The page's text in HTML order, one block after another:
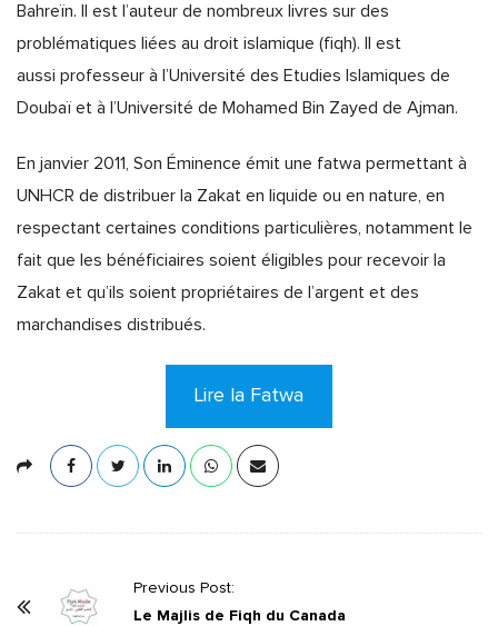
Bahreïn. Il est l’auteur de nombreux livres sur des
problématiques liées au droit islamique (fiqh). Il est
aussi professeur à l’Université des Etudies Islamiques de
Doubaï et à l’Université de Mohamed Bin Zayed de Ajman.
En janvier 2011, Son Éminence émit une fatwa permettant à
UNHCR de distribuer la Zakat en liquide ou en nature, en
respectant certaines conditions particulières, notamment le
fait que les bénéficiaires soient éligibles pour recevoir la
Zakat et qu’ils soient propriétaires de l’argent et des
marchandises distribués.
Lire la Fatwa
Previous Post:
Le Majlis de Fiqh du Canada